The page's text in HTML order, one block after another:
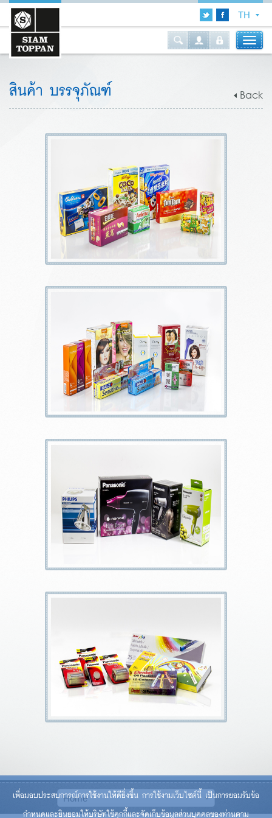
สินค้า บรรจุภัณฑ์ Back
เพื่อมอบประสบการณ์การใช้งานให้ดียิ่งขึ้น การใช้งามเว็บไซต์นี้ เป็นการยอมรับข้อ
กำหนดและยินยอมให้บริษัทใช้คุกกี้และจัดเก็บข้อมูลส่วนบุคคลของท่านตาม